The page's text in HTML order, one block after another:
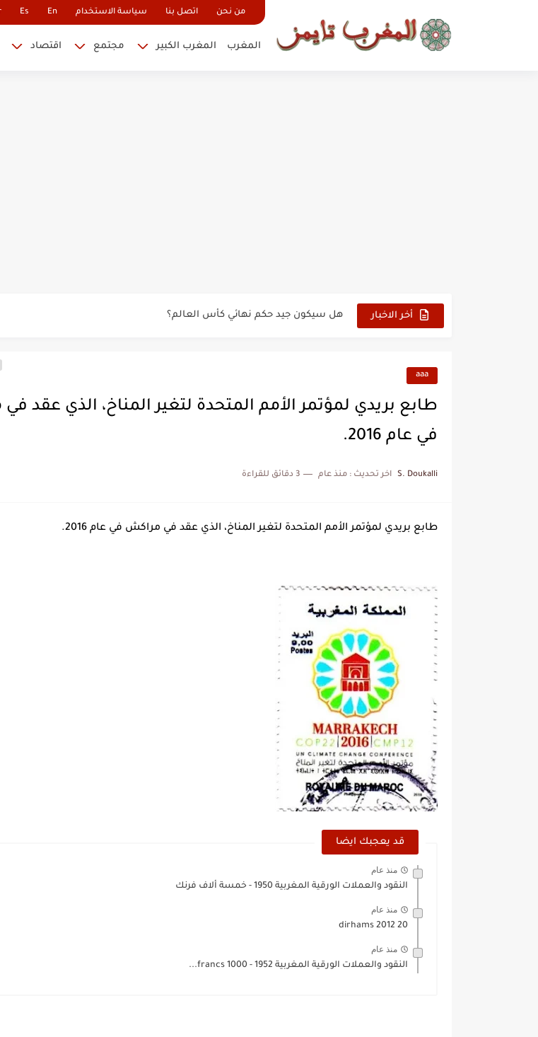
من نحن اتصل بنا سياسة الاستخدام En
Es
المغرب المغرب الكبير مجتمع اقتصاد
أخر الاخبار هل سيكون جيد حكم نهائي كأس العالم؟
الحرب الهولندية المغربية (1775-1777)
aaa
طابع بريدي لمؤتمر الأمم المتحدة لتغير المناخ، الذي عقد
في عام 2016.
S. Doukalli اخر تحديث : منذ عام 3 دقائق للقراءة
طابع بريدي لمؤتمر الأمم المتحدة لتغير المناخ، الذي عقد في مراكش في عام 2016.
قد يعجبك ايضا
منذ عام
النقود والعملات الورقية المغربية 1950 - خمسة ألاف فرنك
منذ عام
20 dirhams 2012
منذ عام
النقود والعملات الورقية المغربية 1952 - 1000 francs...